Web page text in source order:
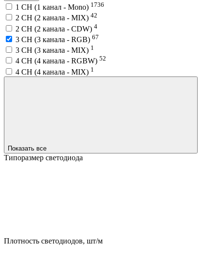
1 CH (1 канал - Mono) 1736
2 CH (2 канала - MIX) 42
2 CH (2 канала - CDW) 4
3 CH (3 канала - RGB) 67
3 CH (3 канала - MIX) 1
4 CH (4 канала - RGBW) 52
4 CH (4 канала - MIX) 1
Показать все
Типоразмер светодиода
Плотность светодиодов, шт/м